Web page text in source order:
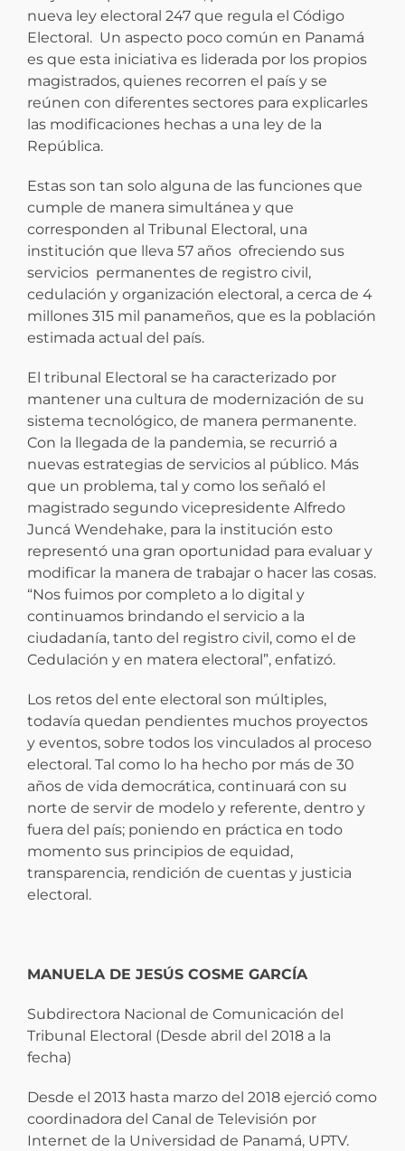
nueva ley electoral 247 que regula el Código
Electoral. Un aspecto poco común en Panamá
es que esta iniciativa es liderada por los propios
magistrados, quienes recorren el país y se
reúnen con diferentes sectores para explicarles
las modificaciones hechas a una ley de la
República.
Estas son tan solo alguna de las funciones que
cumple de manera simultánea y que
corresponden al Tribunal Electoral, una
institución que lleva 57 años ofreciendo sus
servicios permanentes de registro civil,
cedulación y organización electoral, a cerca de 4
millones 315 mil panameños, que es la población
estimada actual del país.
El tribunal Electoral se ha caracterizado por
mantener una cultura de modernización de su
sistema tecnológico, de manera permanente.
Con la llegada de la pandemia, se recurrió a
nuevas estrategias de servicios al público. Más
que un problema, tal y como los señaló el
magistrado segundo vicepresidente Alfredo
Juncá Wendehake, para la institución esto
representó una gran oportunidad para evaluar y
modificar la manera de trabajar o hacer las cosas.
“Nos fuimos por completo a lo digital y
continuamos brindando el servicio a la
ciudadanía, tanto del registro civil, como el de
Cedulación y en matera electoral”, enfatizó.
Los retos del ente electoral son múltiples,
todavía quedan pendientes muchos proyectos
y eventos, sobre todos los vinculados al proceso
electoral. Tal como lo ha hecho por más de 30
años de vida democrática, continuará con su
norte de servir de modelo y referente, dentro y
fuera del país; poniendo en práctica en todo
momento sus principios de equidad,
transparencia, rendición de cuentas y justicia
electoral.
MANUELA DE JESÚS COSME GARCÍA
Subdirectora Nacional de Comunicación del
Tribunal Electoral (Desde abril del 2018 a la
fecha)
Desde el 2013 hasta marzo del 2018 ejerció como
coordinadora del Canal de Televisión por
Internet de la Universidad de Panamá, UPTV.